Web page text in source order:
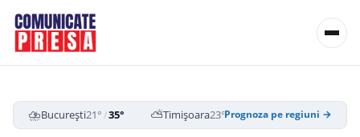
⛈️București21°/35° ⛅Timișoara23°/35° ☁️Cluj-Napoca
Prognoza pe regiuni →